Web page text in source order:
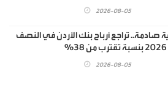
2026-08-05
صادمة.. تراجع أرباح بنك الأردن في النصف
2026-08-05